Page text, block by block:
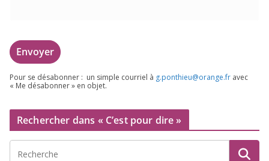
Pour se désa­bon­ner : un simple cour­riel à g.​ponthieu@​orange.​fr avec
« Me désa­bon­ner » en objet.
Rechercher dans « C’est pour dire »